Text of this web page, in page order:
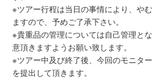
※ツアー行程は当日の事情により、や
ますので、予めご了承下さい。
※貴重品の管理については自己管理と
意頂きますようお願い致します。
※ツアー中及び終了後、今回のモニタ
を提出して頂きます。